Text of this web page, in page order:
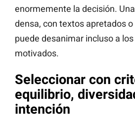
enormemente la decisión.
densa, con textos apretados
puede desanimar incluso a
motivados.
Seleccionar con
equilibrio,
intención